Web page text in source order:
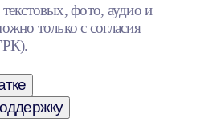
фото, аудио и
только с согласия